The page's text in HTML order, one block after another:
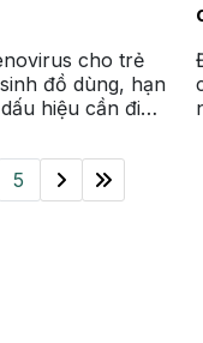
cho trẻ
đồ dùng, hạn
hiệu cần đi
5